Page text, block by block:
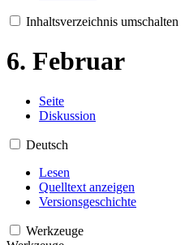
Inhaltsverzeichnis umschalten
6. Februar
Seite
Diskussion
Deutsch
Lesen
Quelltext anzeigen
Versionsgeschichte
Werkzeuge